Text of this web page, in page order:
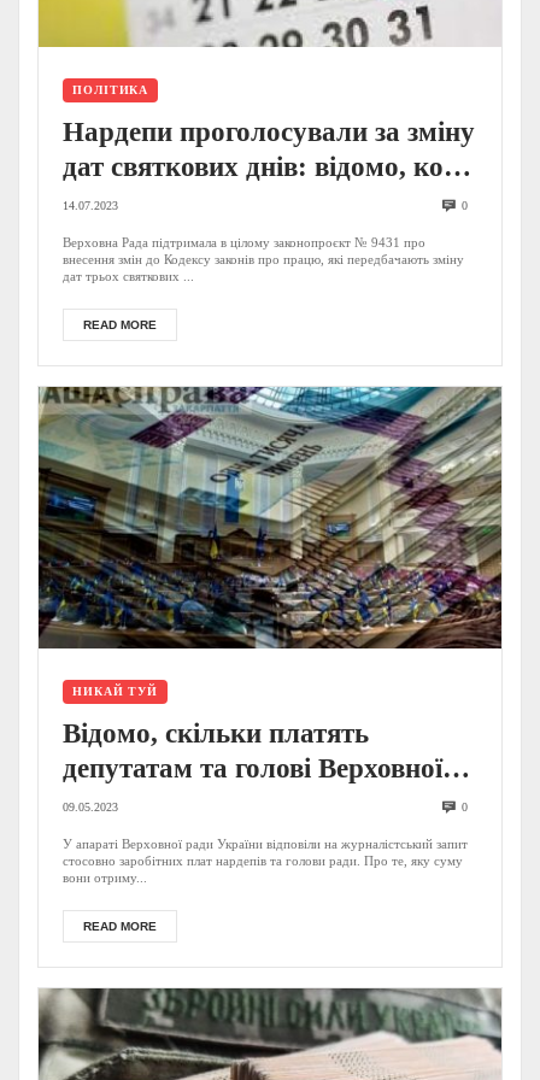
ПОЛІТИКА
Нардепи проголосували за зміну
дат святкових днів: відомо, коли
святкуватимуть Різдво, Дні
державності та захисників
України
14.07.2023 0
Верховна Рада підтримала в цілому законопроєкт № 9431 про
внесення змін до Кодексу законів про працю, які передбачають зміну
дат трьох святкових ...
READ MORE
НИКАЙ ТУЙ
Відомо, скільки платять
депутатам та голові Верховної
Ради (ДОКУМЕНТ)
09.05.2023 0
У апараті Верховної ради України відповіли на журналістський запит
стосовно заробітних плат нардепів та голови ради. Про те, яку суму
вони отриму...
READ MORE